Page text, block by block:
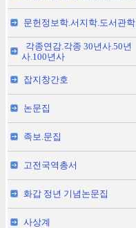
문헌정보학.서지학.도서관학
각종연감.각종 30년사.50년
사.100년사
잡지창간호
논문집
족보.문집
고전국역총서
화갑 정년 기념논문집
사상계